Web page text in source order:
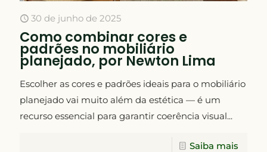
30 de junho de 2025
Como combinar cores e
padrões no mobiliário
planejado, por Newton Lima
Escolher as cores e padrões ideais para o mobiliário
planejado vai muito além da estética — é um
recurso essencial para garantir coerência visual...
Saiba mais